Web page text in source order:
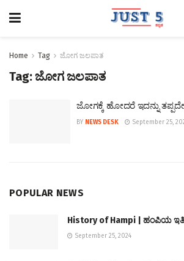
Home Tag ಜೋಗ ಜಲಪಾತ
Tag:ಜೋಗ ಜಲಪಾತ
ಜೋಗಕ್ಕೆ ಹೋದರೆ ಇದನ್ನು
BY NEWS DESK September 25,
POPULAR NEWS
History of Hampi | ಹಂಪಿಯ
September 25, 2024